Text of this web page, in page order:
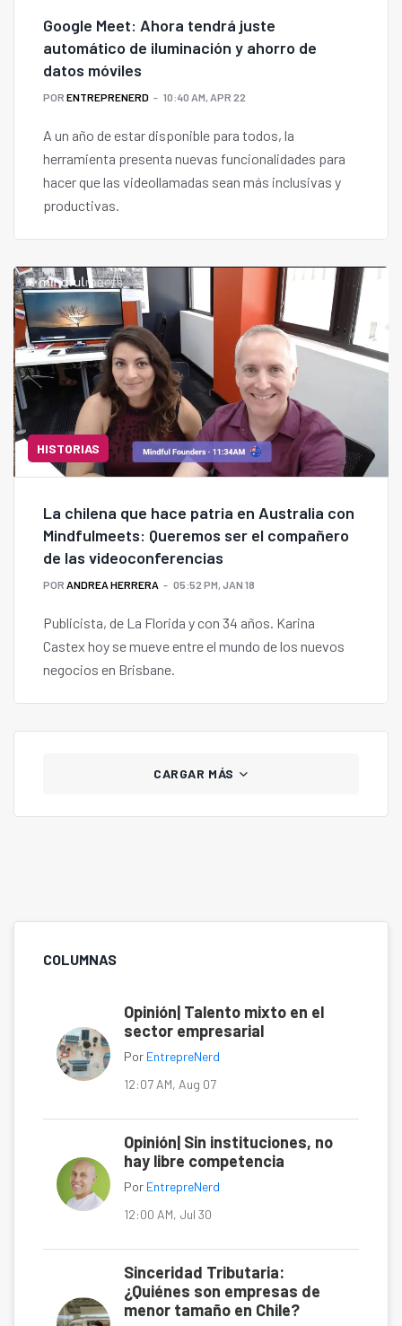
Google Meet: Ahora tendrá juste
automático de iluminación y ahorro de
datos móviles
POR ENTREPRENERD 10:40 AM, APR 22
A un año de estar disponible para todos, la
herramienta presenta nuevas funcionalidades para
hacer que las videollamadas sean más inclusivas y
productivas.
HISTORIAS
La chilena que hace patria en Australia con
Mindfulmeets: Queremos ser el compañero
de las videoconferencias
POR ANDREA HERRERA 05:52 PM, JAN 18
Publicista, de La Florida y con 34 años. Karina
Castex hoy se mueve entre el mundo de los nuevos
negocios en Brisbane.
CARGAR MÁS
COLUMNAS
Opinión| Talento mixto en el
sector empresarial
Por EntrepreNerd
12:07 AM, Aug 07
Opinión| Sin instituciones, no
hay libre competencia
Por EntrepreNerd
12:00 AM, Jul 30
Sinceridad Tributaria:
¿Quiénes son empresas de
menor tamaño en Chile?